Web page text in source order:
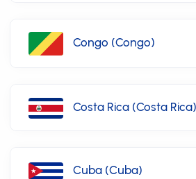
Congo (Congo)
Costa Rica (Costa Rica)
Cuba (Cuba)